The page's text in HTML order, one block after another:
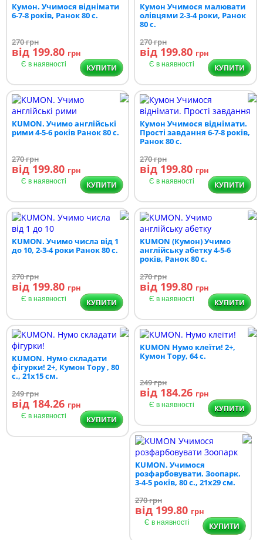
Кумон. Учимося віднімати
6-7-8 років, Ранок 80 с.
270грн
від 199.80 грн
Є в наявності КУПИТИ
Кумон Учимося малювати
олівцями 2-3-4 роки, Ранок
80 с.
270грн
від 199.80 грн
Є в наявності КУПИТИ
KUMON. Учимо англійські
рими 4-5-6 років Ранок 80 с.
270грн
від 199.80 грн
Є в наявності КУПИТИ
Кумон Учимося віднімати.
Прості завдання 6-7-8 років,
Ранок 80 с.
270грн
від 199.80 грн
Є в наявності КУПИТИ
KUMON. Учимо числа від 1
до 10, 2-3-4 роки Ранок 80 с.
270грн
від 199.80 грн
Є в наявності КУПИТИ
KUMON (Кумон) Учимо
англійську абетку 4-5-6
років, Ранок 80 с.
270грн
від 199.80 грн
Є в наявності КУПИТИ
KUMON. Нумо складати
фігурки! 2+, Кумон Тору , 80
с., 21х15 см.
249грн
від 184.26 грн
Є в наявності КУПИТИ
KUMON Нумо клеїти! 2+,
Кумон Тору, 64 с.
249грн
від 184.26 грн
Є в наявності КУПИТИ
KUMON. Учимося
розфарбовувати. Зоопарк.
3-4-5 років, 80 с., 21х29 см.
270грн
від 199.80 грн
Є в наявності КУПИТИ